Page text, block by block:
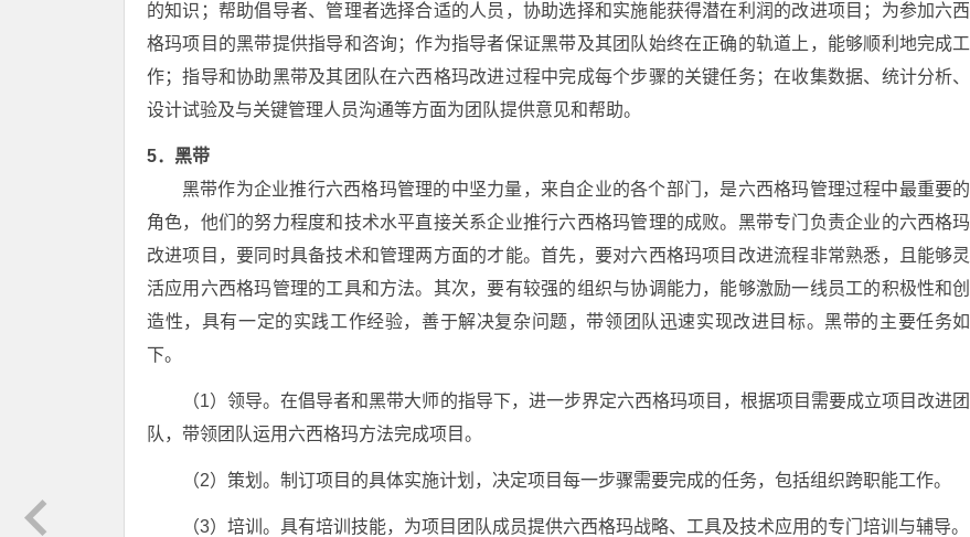
的知识；帮助倡导者、管理者选择合适的人员，协助选择和实施能获得潜在利润的改进项目；为参加六西
格玛项目的黑带提供指导和咨询；作为指导者保证黑带及其团队始终在正确的轨道上，能够顺利地完成工
作；指导和协助黑带及其团队在六西格玛改进过程中完成每个步骤的关键任务；在收集数据、统计分析、
设计试验及与关键管理人员沟通等方面为团队提供意见和帮助。
5．黑带
黑带作为企业推行六西格玛管理的中坚力量，来自企业的各个部门，是六西格玛管理过程中最重要的
角色，他们的努力程度和技术水平直接关系企业推行六西格玛管理的成败。黑带专门负责企业的六西格玛
改进项目，要同时具备技术和管理两方面的才能。首先，要对六西格玛项目改进流程非常熟悉，且能够灵
活应用六西格玛管理的工具和方法。其次，要有较强的组织与协调能力，能够激励一线员工的积极性和创
造性，具有一定的实践工作经验，善于解决复杂问题，带领团队迅速实现改进目标。黑带的主要任务如
下。
（1）领导。在倡导者和黑带大师的指导下，进一步界定六西格玛项目，根据项目需要成立项目改进团
队，带领团队运用六西格玛方法完成项目。
（2）策划。制订项目的具体实施计划，决定项目每一步骤需要完成的任务，包括组织跨职能工作。
（3）培训。具有培训技能，为项目团队成员提供六西格玛战略、工具及技术应用的专门培训与辅导。